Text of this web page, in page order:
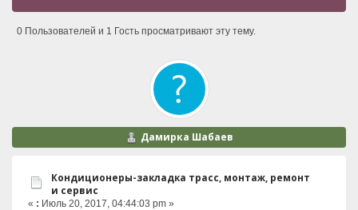
0 Пользователей и 1 Гость просматривают эту тему.
Дамирка Шабаев
Кондиционеры-закладка трасс, монтаж, ремонт
и сервис
« : Июль 20, 2017, 04:44:03 pm »